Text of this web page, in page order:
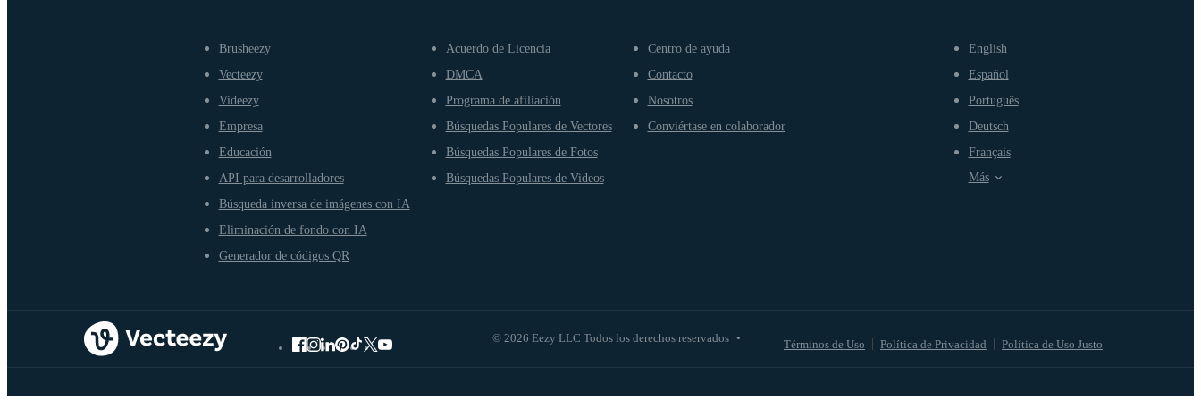
Brusheezy
Vecteezy
Videezy
Empresa
Educación
API para desarrolladores
Búsqueda inversa de imágenes con IA
Eliminación de fondo con IA
Generador de códigos QR
Acuerdo de Licencia
DMCA
Programa de afiliación
Búsquedas Populares de Vectores
Búsquedas Populares de Fotos
Búsquedas Populares de Videos
Centro de ayuda
Contacto
Nosotros
Conviértase en colaborador
© 2026 Eezy LLC Todos los derechos reservados • Términos de Uso Política de Privacidad Política de Uso Justo
English
Español
Português
Deutsch
Français
Más